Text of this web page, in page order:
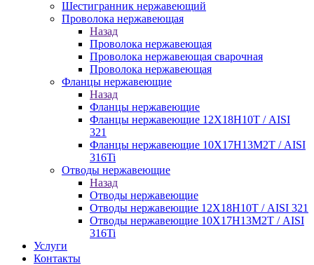
Шестигранник нержавеющий
Проволока нержавеющая
Назад
Проволока нержавеющая
Проволока нержавеющая сварочная
Проволока нержавеющая
Фланцы нержавеющие
Назад
Фланцы нержавеющие
Фланцы нержавеющие 12Х18Н10Т / AISI
321
Фланцы нержавеющие 10Х17Н13М2Т / AISI
316Ti
Отводы нержавеющие
Назад
Отводы нержавеющие
Отводы нержавеющие 12Х18Н10Т / AISI 321
Отводы нержавеющие 10Х17Н13М2Т / AISI
316Ti
Услуги
Контакты